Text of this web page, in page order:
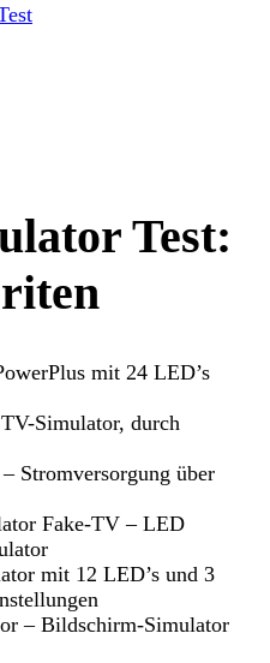
Test:
mit 24 LED’s
Simulator, durch
Stromversorgung über
Fake-TV – LED
mit 12 LED’s und 3
– Bildschirm-Simulator